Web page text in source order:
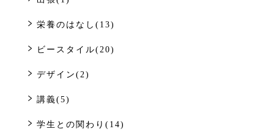
栄養のはなし(13)
ビースタイル(20)
デザイン(2)
講義(5)
学生との関わり(14)